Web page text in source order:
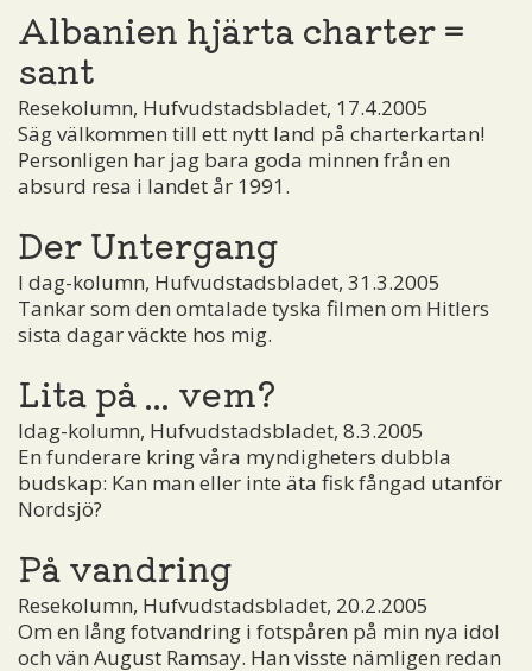
Albanien hjärta charter =
sant
Resekolumn, Hufvudstadsbladet, 17.4.2005
Säg välkommen till ett nytt land på charterkartan!
Personligen har jag bara goda minnen från en
absurd resa i landet år 1991.
Der Untergang
I dag-kolumn, Hufvudstadsbladet, 31.3.2005
Tankar som den omtalade tyska filmen om Hitlers
sista dagar väckte hos mig.
Lita på ... vem?
Idag-kolumn, Hufvudstadsbladet, 8.3.2005
En funderare kring våra myndigheters dubbla
budskap: Kan man eller inte äta fisk fångad utanför
Nordsjö?
På vandring
Resekolumn, Hufvudstadsbladet, 20.2.2005
Om en lång fotvandring i fotspåren på min nya idol
och vän August Ramsay. Han visste nämligen redan